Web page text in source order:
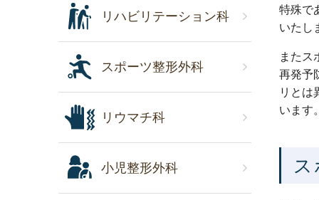
特殊で
いたし
またス
再発予
リとは
います
リハビリテーション科
スポーツ整形外科
リウマチ科
小児整形外科